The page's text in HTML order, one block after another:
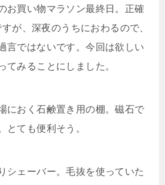
お買い物マラソン最終日。正確
が、深夜のうちにおわるので、
言ではないです。今回は欲しい
てみることにしました。
におく石鹸置き用の棚。磁石で
とても便利そう。
シェーバー。毛抜を使っていた